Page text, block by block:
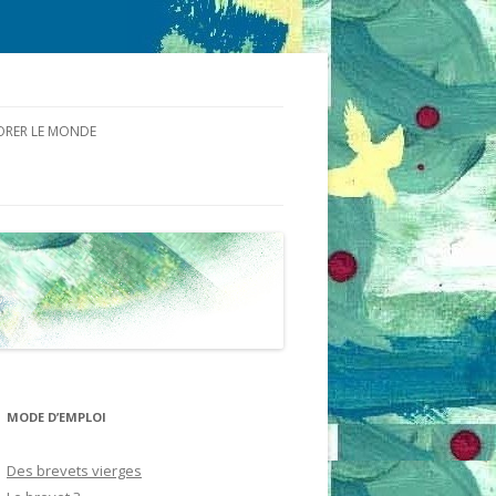
LE MONDE
ET DE LA MATIÈRE
MODE D’EMPLOI
Des brevets vierges